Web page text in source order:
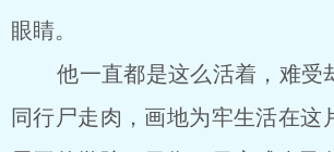
眼睛。
他一直都是这么活着，难受
同行尸走肉，画地为牢生活在这